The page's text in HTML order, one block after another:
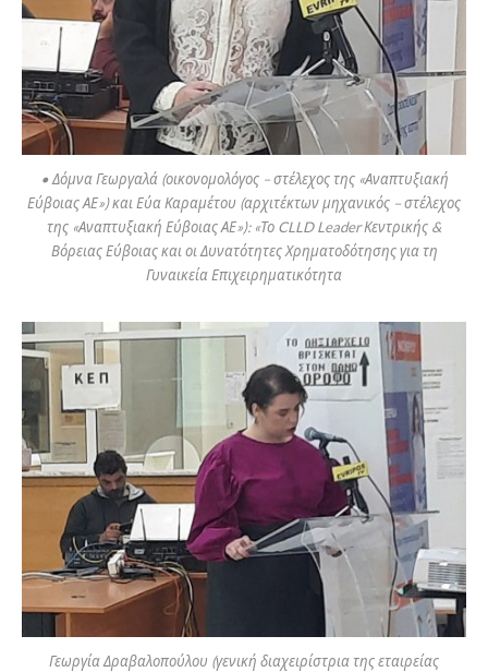
• Δόμνα Γεωργαλά (οικονομολόγος – στέλεχος της «Αναπτυξιακή
Εύβοιας ΑΕ») και Εύα Καραμέτου (αρχιτέκτων μηχανικός – στέλεχος
της «Αναπτυξιακή Εύβοιας ΑΕ»): «Το CLLD Leader Κεντρικής &
Βόρειας Εύβοιας και οι Δυνατότητες Χρηματοδότησης για τη
Γυναικεία Επιχειρηματικότητα
Γεωργία Δραβαλοπούλου (γενική διαχειρίστρια της εταιρείας